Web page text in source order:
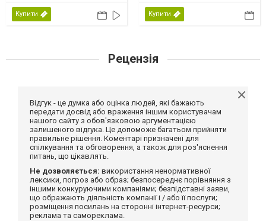
Купити Купити
Рецензія
Відгук - це думка або оцінка людей, які бажають
передати досвід або враження іншим користувачам
нашого сайту з обов'язковою аргументацією
залишеного відгука. Це допоможе багатьом прийняти
правильне рішення. Коментарі призначені для
спілкування та обговорення, а також для роз'яснення
питань, що цікавлять.
Не дозволяється: використання ненормативної
лексики, погроз або образ; безпосереднє порівняння з
іншими конкуруючими компаніями; безпідставні заяви,
що ображають діяльність компанії і / або її послуги;
розміщення посилань на сторонні інтернет-ресурси;
реклама та самореклама.